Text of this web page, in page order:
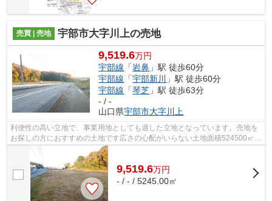
売買 | 売地 宇部市大字川上の売地
9,519.6万円
宇部線 「岩鼻 」駅 徒歩60分
宇部線 「宇部新川
」駅 徒歩60分
宇部線 「琴芝 」駅 徒歩63分
- / -
山口県宇部市大字川上
利便性の高い立地で、事業用地としても適した立地となっています。売地を
お探しの方におすすめの土地です広さの心配がいらない土地面積524500㎡
(公簿)。お気軽に当社スタッフまでお問...
9,519.6万円
- / - / 5245.00㎡